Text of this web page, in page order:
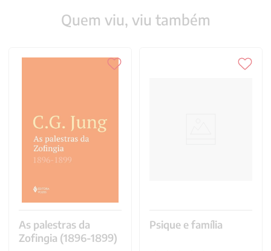
Quem viu, viu também
As palestras da
Zofingia (1896-1899)
Psique e família